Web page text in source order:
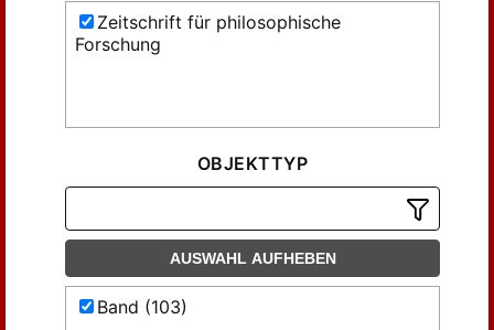
Zeitschrift für philosophische
Forschung
OBJEKTTYP
AUSWAHL AUFHEBEN
Band (103)